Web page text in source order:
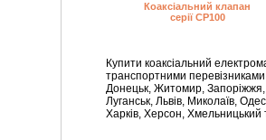
Коаксіальний клапан
серії CP100
Купити коаксіальний
транспортними перевізниками
Донецьк, Житомир, Запоріжжя,
Луганськ, Львів, Миколаїв,
Харків, Херсон, Хмельницький